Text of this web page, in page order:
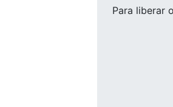
Para liberar